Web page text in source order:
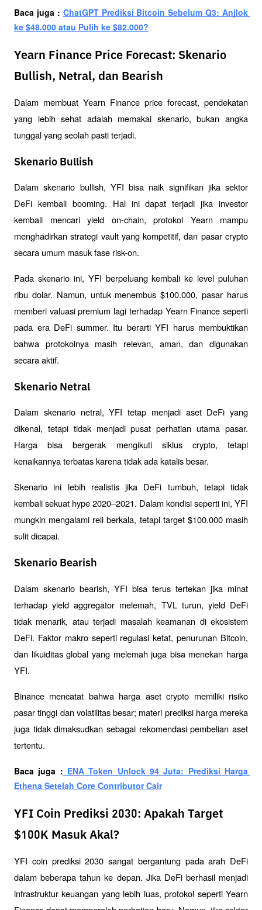
Baca juga : ChatGPT Prediksi Bitcoin Sebelum Q3: Anjlok
ke $48.000 atau Pulih ke $82.000?
Yearn Finance Price Forecast: Skenario
Bullish, Netral, dan Bearish
Dalam membuat Yearn Finance price forecast, pendekatan
yang lebih sehat adalah memakai skenario, bukan angka
tunggal yang seolah pasti terjadi.
Skenario Bullish
Dalam skenario bullish, YFI bisa naik signifikan jika sektor
DeFi kembali booming. Hal ini dapat terjadi jika investor
kembali mencari yield on-chain, protokol Yearn mampu
menghadirkan strategi vault yang kompetitif, dan pasar crypto
secara umum masuk fase risk-on.
Pada skenario ini, YFI berpeluang kembali ke level puluhan
ribu dolar. Namun, untuk menembus $100.000, pasar harus
memberi valuasi premium lagi terhadap Yearn Finance seperti
pada era DeFi summer. Itu berarti YFI harus membuktikan
bahwa protokolnya masih relevan, aman, dan digunakan
secara aktif.
Skenario Netral
Dalam skenario netral, YFI tetap menjadi aset DeFi yang
dikenal, tetapi tidak menjadi pusat perhatian utama pasar.
Harga bisa bergerak mengikuti siklus crypto, tetapi
kenaikannya terbatas karena tidak ada katalis besar.
Skenario ini lebih realistis jika DeFi tumbuh, tetapi tidak
kembali sekuat hype 2020–2021. Dalam kondisi seperti ini, YFI
mungkin mengalami reli berkala, tetapi target $100.000 masih
sulit dicapai.
Skenario Bearish
Dalam skenario bearish, YFI bisa terus tertekan jika minat
terhadap yield aggregator melemah, TVL turun, yield DeFi
tidak menarik, atau terjadi masalah keamanan di ekosistem
DeFi. Faktor makro seperti regulasi ketat, penurunan Bitcoin,
dan likuiditas global yang melemah juga bisa menekan harga
YFI.
Binance mencatat bahwa harga aset crypto memiliki risiko
pasar tinggi dan volatilitas besar; materi prediksi harga mereka
juga tidak dimaksudkan sebagai rekomendasi pembelian aset
tertentu.
Baca juga : ENA Token Unlock 94 Juta: Prediksi Harga
Ethena Setelah Core Contributor Cair
YFI Coin Prediksi 2030: Apakah Target
$100K Masuk Akal?
YFI coin prediksi 2030 sangat bergantung pada arah DeFi
dalam beberapa tahun ke depan. Jika DeFi berhasil menjadi
infrastruktur keuangan yang lebih luas, protokol seperti Yearn